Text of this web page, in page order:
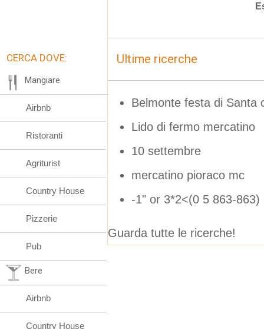
Ultime ricerche
Belmonte festa di Santa
Lido di fermo mercatino
10 settembre
mercatino pioraco mc
-1" or 3*2<(0 5 863-863)
Guarda tutte le ricerche!
CERCA DOVE:
Mangiare
Airbnb
Ristoranti
Agriturist
Country House
Pizzerie
Pub
Bere
Airbnb
Country House